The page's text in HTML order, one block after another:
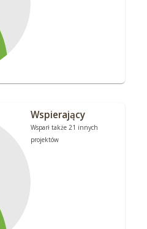
Wspierający
Wsparł także 21 innych
projektów